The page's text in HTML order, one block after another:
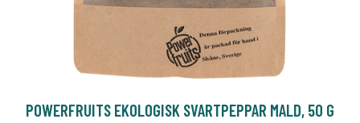
POWERFRUITS EKOLOGISK SVARTPEPPAR MALD, 50 G